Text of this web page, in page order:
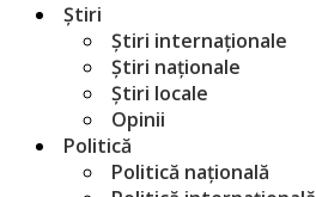
Știri
Știri internaționale
Știri naționale
Știri locale
Opinii
Politică
Politică națională